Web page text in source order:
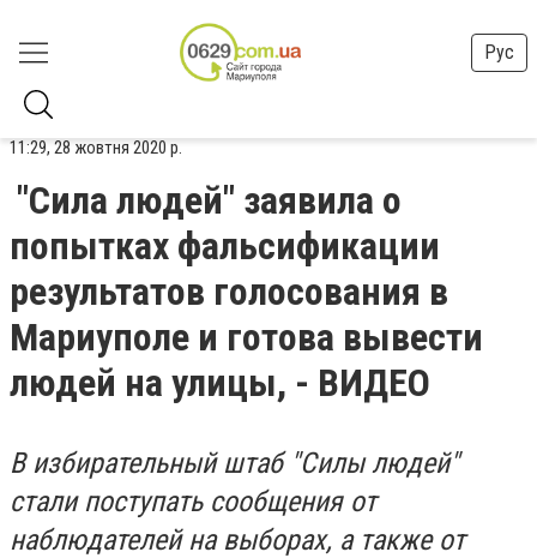
Рус
11:29, 28 жовтня 2020 р.
"Сила людей" заявила о
попытках фальсификации
результатов голосования в
Мариуполе и готова вывести
людей на улицы, - ВИДЕО
В избирательный штаб "Силы людей"
стали поступать сообщения от
наблюдателей на выборах, а также от